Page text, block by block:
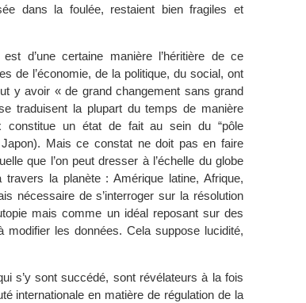
dans la foulée, restaient bien fragiles et
d’une certaine manière l’héritière de ce
de l’économie, de la politique, du social, ont
y avoir « de grand changement sans grand
traduisent la plupart du temps de manière
constitue un état de fait au sein du “pôle
Japon). Mais ce constat ne doit pas en faire
que l’on peut dresser à l’échelle du globe
la planète : Amérique latine, Afrique,
nécessaire de s’interroger sur la résolution
mais comme un idéal reposant sur des
les données. Cela suppose lucidité,
s’y sont succédé, sont révélateurs à la fois
internationale en matière de régulation de la